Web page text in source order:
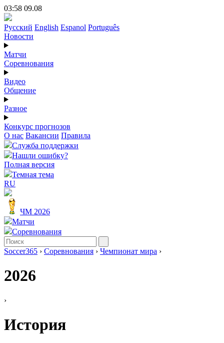
03:58 09.08
Русский English Espanol Português
Новости
Матчи
Соревнования
Видео
Общение
Разное
Конкурс прогнозов
О нас Вакансии Правила
Служба поддержки
Нашли ошибку?
Полная версия
Темная тема
RU
ЧМ 2026
Матчи
Соревнования
Soccer365 › Соревнования › Чемпионат мира ›
2026
›
История